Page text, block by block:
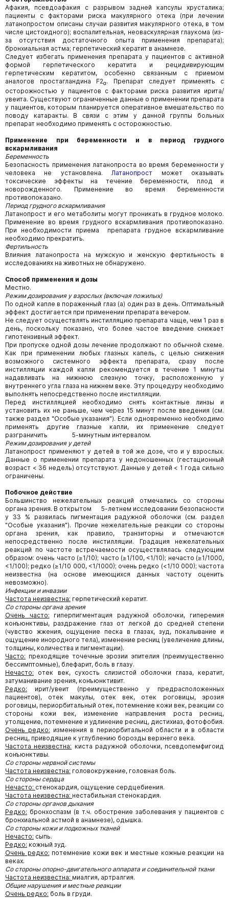
Афакия, псевдоафакия с разрывом задней капсулы хрусталика;
пациенты с факторами риска макулярного отека (при лечении
латанопростом описаны случаи развития макулярного отека, в том
числе цистоидного); воспалительная, неоваскулярная глаукома (из-
за отсутствия достаточного опыта применения препарата);
бронхиальная астма; герпетический кератит в анамнезе.
Следует избегать применения препарата у пациентов с активной
формой герпетического кератита и рецидивирующим
герпетическим кератитом, особенно связанным с приемом
аналогов простагландина F2α. Препарат следует применять с
осторожностью у пациентов с факторами риска развития ирита/
увеита. Существуют ограниченные данные о применении препарата
у пациентов, которым планируется оперативное вмешательство по
поводу катаракты. В связи с этим у данной группы больных
препарат необходимо применять с осторожностью.
Применение при беременности и в период грудного
вскармливания
Беременность
Безопасность применения латанопроста во время беременности у
человека не установлена. Латанопрост может оказывать
токсические эффекты на течение беременности, плод и
новорожденного. Применение во время беременности
противопоказано.
Период грудного вскармливания
Латанопрост и его метаболиты могут проникать в грудное молоко.
Применение во время грудного вскармливания противопоказано.
При необходимости приема препарата грудное вскармливание
необходимо прекратить.
Фертильность
Влияния латанопроста на мужскую и женскую фертильность в
исследованиях на животных не обнаружено.
Способ применения и дозы
Местно.
Режим дозирования у взрослых (включая пожилых)
По одной капле в пораженный глаз (а) один раз в день. Оптимальный
эффект достигается при применении препарата вечером.
Не следует осуществлять инстилляцию препарата чаще, чем 1 раз в
день, поскольку показано, что более частое введение снижает
гипотензивный эффект.
При пропуске одной дозы лечение продолжают по обычной схеме.
Как при применении любых глазных капель, с целью снижения
возможного системного эффекта препарата, сразу после
инстилляции каждой капли рекомендуется в течение 1 минуты
надавливать на нижнюю слезную точку, расположенную у
внутреннего угла глаза на нижнем веке. Эту процедуру необходимо
выполнять непосредственно после инстилляции.
Перед инстилляцией необходимо снять контактные линзы и
установить их не раньше, чем через 15 минут после введения (см.
также раздел "Особые указания"). Если одновременно необходимо
применять другие глазные капли, их применение следует
разграничить 5-минутным интервалом.
Режим дозирования у детей
Латанопрост применяют у детей в той же дозе, что и у взрослых.
Данные о применении препарата у недоношенных (гестационный
возраст < 36 недель) отсутствуют. Данные у детей < 1 года сильно
ограничены.
Побочное действие
Большинство нежелательных реакций отмечались со стороны
органа зрения. В открытом 5-летнем исследовании безопасности
у 33 % развилась пигментация радужной оболочки (см. раздел
"Особые указания"). Прочие нежелательные реакции со стороны
органа зрения, как правило, транзиторны и отмечаются
непосредственно после инстилляции. Градация нежелательных
реакций по частоте встречаемости осуществлялась следующим
образом: очень часто (≥1/10); часто (≥1/100, <1/10); нечасто (≥1/1000,
<1/100); редко (≥1/10 000, <1/1000); очень редко (<1/10 000); частота
неизвестна (на основе имеющихся данных частоту оценить
невозможно).
Инфекции и инвазии
Частота неизвестна: герпетический кератит.
Со стороны органа зрения
Очень часто: гиперпигментация радужной оболочки, гиперемия
конъюнктивы, раздражение глаз от легкой до средней степени
(чувство жжения, ощущение песка в глазах, зуд, покалывание и
ощущение инородного тела), изменение ресниц (увеличение длины,
толщины, количества и пигментации).
Часто: преходящие точечные эрозии эпителия (преимущественно
бессимптомные), блефарит, боль в глазу.
Нечасто: отек век, сухость слизистой оболочки глаза, кератит,
затуманивание зрения, конъюнктивит.
Редко: ирит/увеит (преимущественно у предрасположенных
пациентов), отек макулы, отек век, отек роговицы, эрозия
роговицы, периорбитальный отек, потемнение кожи век, реакции со
стороны кожи век, изменение направления роста ресниц,
утолщение, потемнение и удлинение ресниц, дистихиаз, фотофобия.
Очень редко: изменения в периорбитальной области и в области
ресниц, приводящие к углублению борозды верхнего века.
Частота неизвестна: киста радужной оболочки, псевдопемфигоид
конъюнктивы.
Со стороны нервной системы
Частота неизвестна: головокружение, головная боль.
Со стороны сердца
Нечасто: стенокардия, ощущение сердцебиения.
Частота неизвестна: нестабильная стенокардия.
Со стороны органов дыхания
Редко: бронхоспазм (в т.ч. обострение заболевания у пациентов с
бронхиальной астмой в анамнезе), одышка.
Со стороны кожи и подкожных тканей
Нечасто: сыпь.
Редко: кожный зуд.
Очень редко: потемнение кожи век и местные кожные реакции на
веках.
Со стороны опорно-двигательного аппарата и соединительной ткани
Частота неизвестна: миалгия, артралгия.
Общие нарушения и местные реакции
Очень редко: боль в груди.